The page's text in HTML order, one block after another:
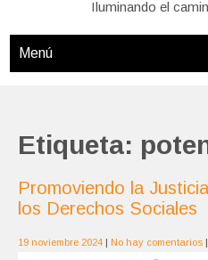
Iluminando el
Menú
Etiqueta:
Promoviendo la
los Derechos Sociales
19 noviembre 2024 | No hay comentarios |